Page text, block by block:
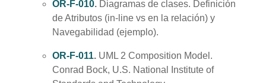
OR-F-010. Diagramas de clases. Definición
de Atributos (in-line vs en la relación) y
Navegabilidad (ejemplo).
OR-F-011. UML 2 Composition Model.
Conrad Bock, U.S. National Institute of